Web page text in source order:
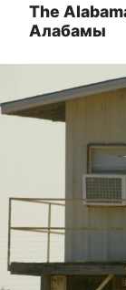
The
Алабамы